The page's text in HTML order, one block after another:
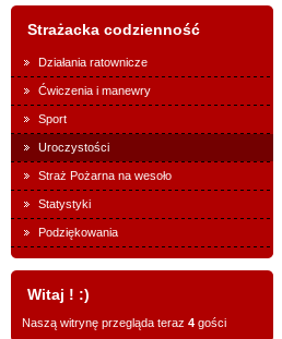
Strażacka codzienność
Działania ratownicze
Ćwiczenia i manewry
Sport
Uroczystości
Straż Pożarna na wesoło
Statystyki
Podziękowania
Witaj ! :)
Naszą witrynę przegląda teraz 4 gości